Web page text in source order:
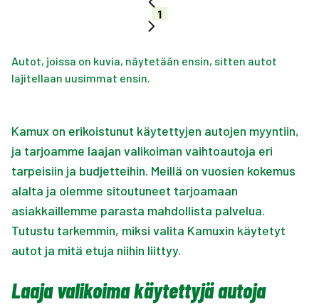
1
Autot, joissa on kuvia, näytetään ensin, sitten autot
lajitellaan uusimmat ensin.
Kamux on erikoistunut käytettyjen autojen myyntiin,
ja tarjoamme laajan valikoiman vaihtoautoja eri
tarpeisiin ja budjetteihin. Meillä on vuosien kokemus
alalta ja olemme sitoutuneet tarjoamaan
asiakkaillemme parasta mahdollista palvelua.
Tutustu tarkemmin, miksi valita Kamuxin käytetyt
autot ja mitä etuja niihin liittyy.
Laaja valikoima käytettyjä autoja